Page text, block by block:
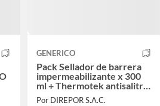
GENERICO
Pack Sellador de barrera
impermeabilizante x 300
ml + Thermotek antisalitre
x 1 lt
Por DIREPOR S.A.C.